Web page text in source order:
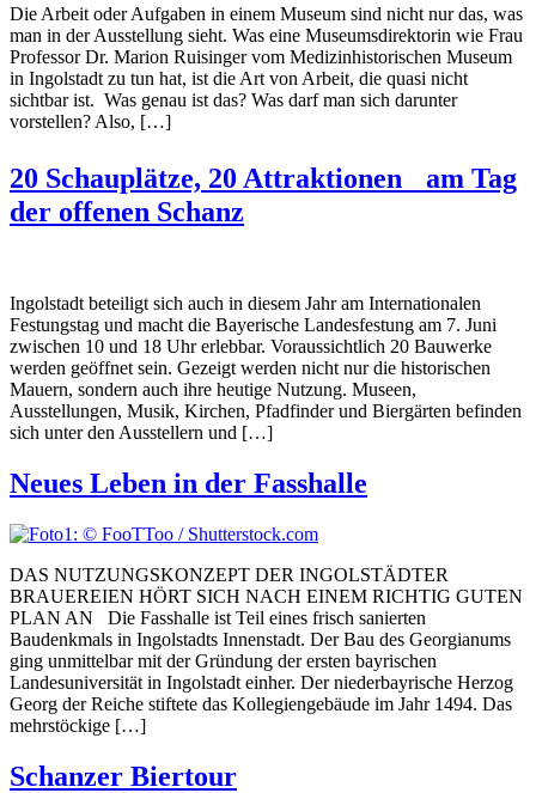
Die Arbeit oder Aufgaben in einem Museum sind nicht nur das, was
man in der Ausstellung sieht. Was eine Museumsdirektorin wie Frau
Professor Dr. Marion Ruisinger vom Medizinhistorischen Museum
in Ingolstadt zu tun hat, ist die Art von Arbeit, die quasi nicht
sichtbar ist. Was genau ist das? Was darf man sich darunter
vorstellen? Also, […]
20 Schauplätze, 20 Attraktionen am Tag
der offenen Schanz
Ingolstadt beteiligt sich auch in diesem Jahr am Internationalen
Festungstag und macht die Bayerische Landesfestung am 7. Juni
zwischen 10 und 18 Uhr erlebbar. Voraussichtlich 20 Bauwerke
werden geöffnet sein. Gezeigt werden nicht nur die historischen
Mauern, sondern auch ihre heutige Nutzung. Museen,
Ausstellungen, Musik, Kirchen, Pfadfinder und Biergärten befinden
sich unter den Ausstellern und […]
Neues Leben in der Fasshalle
DAS NUTZUNGSKONZEPT DER INGOLSTÄDTER
BRAUEREIEN HÖRT SICH NACH EINEM RICHTIG GUTEN
PLAN AN Die Fasshalle ist Teil eines frisch sanierten
Baudenkmals in Ingolstadts Innenstadt. Der Bau des Georgianums
ging unmittelbar mit der Gründung der ersten bayrischen
Landesuniversität in Ingolstadt einher. Der niederbayrische Herzog
Georg der Reiche stiftete das Kollegiengebäude im Jahr 1494. Das
mehrstöckige […]
Schanzer Biertour